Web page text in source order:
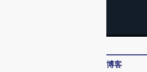
博客